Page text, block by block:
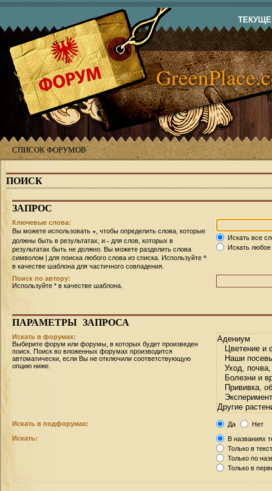
СПИСОК ФОРУМОВ
ПОИСК
ЗАПРОС
Ключевые слова:
Вы можете использовать + , чтобы определить слова, которые
должны быть в результатах, и - для слов, которых в
результатах быть не должно. Вы можете разделить слова
символом | для поиска любого слова из списка. Используйте *
в качестве шаблона для частичного совпадения.
Искать все
Искать
Поиск по автору:
Используйте * в качестве шаблона.
ПАРАМЕТРЫ ЗАПРОСА
Искать в форумах:
Выберите форум или форумы, в которых будет произведен
поиск. Поиск во вложенных форумах производится
автоматически, если Вы не отключили соответствующую
опцию ниже.
Искать в подфорумах: Да
Нет
Искать:
В названиях
Только в
Только по
Только в